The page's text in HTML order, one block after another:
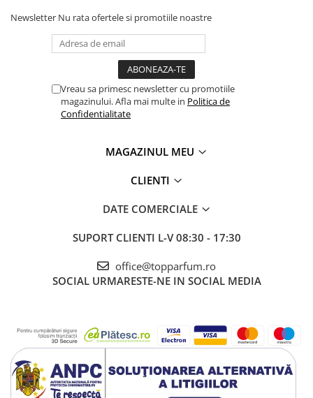
Newsletter Nu rata ofertele si promotiile noastre
Vreau sa primesc newsletter cu promotiile
magazinului. Afla mai multe in Politica de
Confidentialitate
MAGAZINUL MEU
CLIENTI
DATE COMERCIALE
SUPORT CLIENTI L-V 08:30 - 17:30
office@topparfum.ro
SOCIAL URMARESTE-NE IN SOCIAL MEDIA